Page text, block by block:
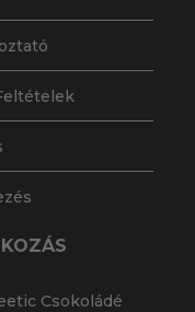
Csokoládé